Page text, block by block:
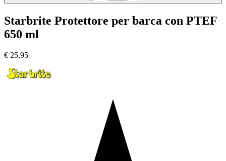
Starbrite Protettore per barca con PTEF
650 ml
€ 25,95